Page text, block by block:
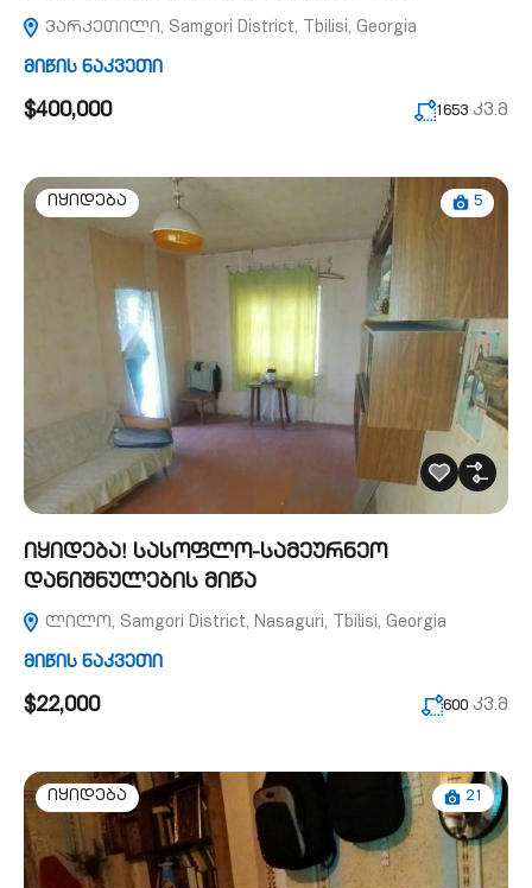
ვარკეთილი, Samgori District, Tbilisi, Georgia
მიწის ნაკვეთი
$400,000 1653 კვ.მ
იყიდება 5
იყიდება! სასოფლო-სამეურნეო
დანიშნულების მიწა
ლილო, Samgori District, Nasaguri, Tbilisi, Georgia
მიწის ნაკვეთი
$22,000 600 კვ.მ
იყიდება 21